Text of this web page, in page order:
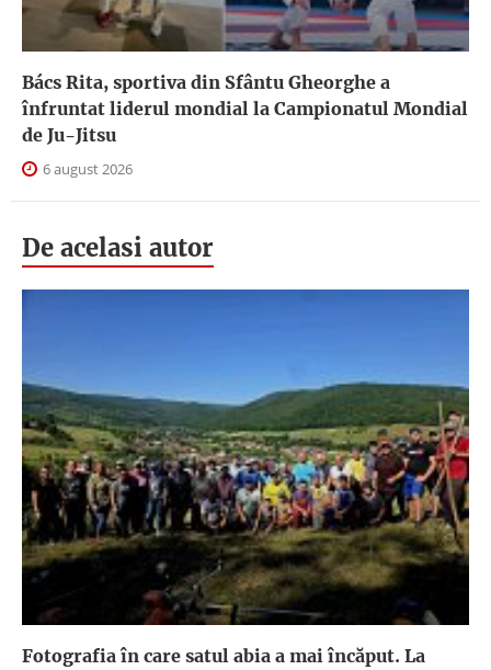
Bács Rita, sportiva din Sfântu Gheorghe a
înfruntat liderul mondial la Campionatul Mondial
de Ju-Jitsu
6 august 2026
De acelasi autor
Fotografia în care satul abia a mai încăput. La